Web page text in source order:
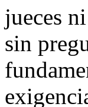
jueces
sin